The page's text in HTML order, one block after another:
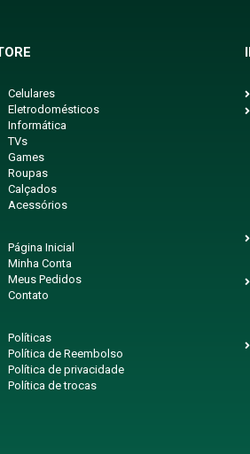
Celulares
Eletrodomésticos
Informática
TVs
Games
Roupas
Calçados
Acessórios
Página Inicial
Minha Conta
Meus Pedidos
Contato
Políticas
Política de Reembolso
Política de privacidade
Política de trocas